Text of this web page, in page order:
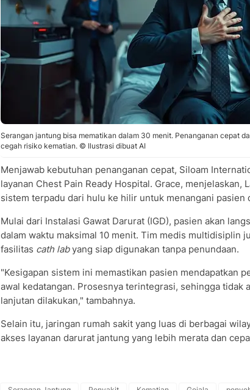
Serangan jantung bisa mematikan dalam 30 menit. Penanganan cepat
cegah risiko kematian. © Ilustrasi dibuat AI
Menjawab kebutuhan penanganan cepat, Siloam
layanan Chest Pain Ready Hospital. Grace, menjelaskan,
sistem terpadu dari hulu ke hilir untuk menangani pasien
Mulai dari Instalasi Gawat Darurat (IGD), pasien akan
dalam waktu maksimal 10 menit. Tim medis multidisiplin
fasilitas cath labyang siap digunakan tanpa penundaan.
"Kesigapan sistem ini memastikan pasien mendapatkan
awal kedatangan. Prosesnya terintegrasi, sehingga tidak
lanjutan dilakukan," tambahnya.
Selain itu, jaringan rumah sakit yang luas di berbagai
akses layanan darurat jantung yang lebih merata dan